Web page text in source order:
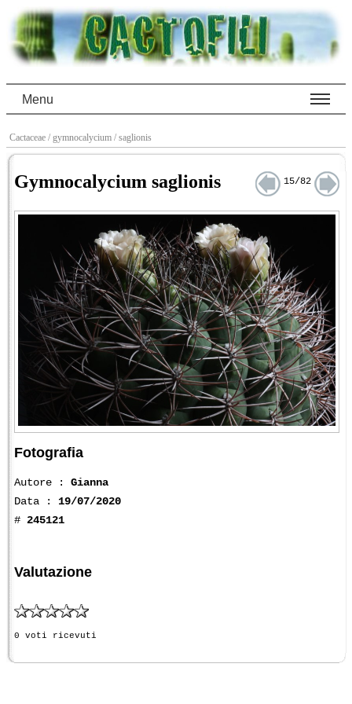
Menu
Cactaceae / gymnocalycium / saglionis
Gymnocalycium saglionis 15/82
Fotografia
Autore : Gianna
Data : 19/07/2020
# 245121
Valutazione
0 voti ricevuti